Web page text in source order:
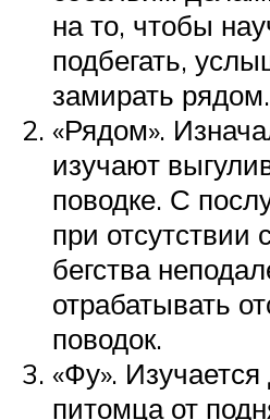
на то, чтобы
подбегать,
замирать рядом.
«Рядом».
изучают
поводке. С
при отсутствии
бегства
отрабатывать
поводок.
«Фу».
питомца от